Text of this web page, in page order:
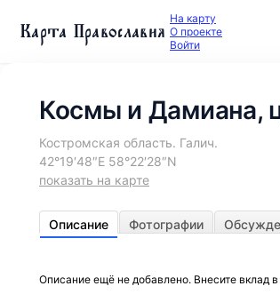
Карта Православия На карту
О проекте
Войти
Космы и Дамиана,
Костромская область. Галич.
42°19′48″E 58°22′28″N
показать на карте
Описание Фотографии
Описание ещё не добавлено. Внесите вклад